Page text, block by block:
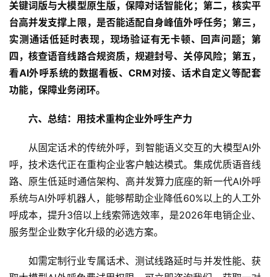
关键词版与大模型原生版，保障对话智能化；第二，核实平
台高并发支撑上限，是否能适配自身峰值外呼任务；第三，
实测通话低延时表现，现场验证有无卡顿、回声问题；第
四，核查语音线路合规资质，规避封号、关停风险；第五，
看AI外呼系统的数据看板、CRM对接、话术自定义等配套
功能，保障业务闭环。
六、 总结：用技术重构企业外呼生产力
从固定话术的传统外呼，到智能语义交互的大模型AI外
呼，技术迭代正在重构企业客户触达模式。集成优质语音线
路、原生低延时通信架构、高并发算力底座的新一代AI外呼
系统与AI外呼机器人，能够帮助企业降低60%以上的人工外
呼成本，提升3倍以上线索筛选效率，是2026年电销企业、
服务型企业数字化升级的必选方案。
如需定制行业专属话术、测试线路延时与并发性能、获